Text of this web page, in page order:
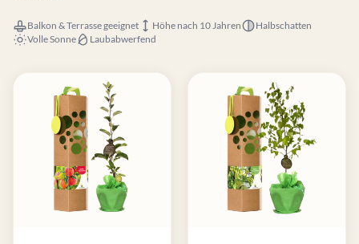
Balkon & Terrasse geeignet Höhe nach 10 Jahren
Halbschatten
Volle Sonne
Laubabwerfend